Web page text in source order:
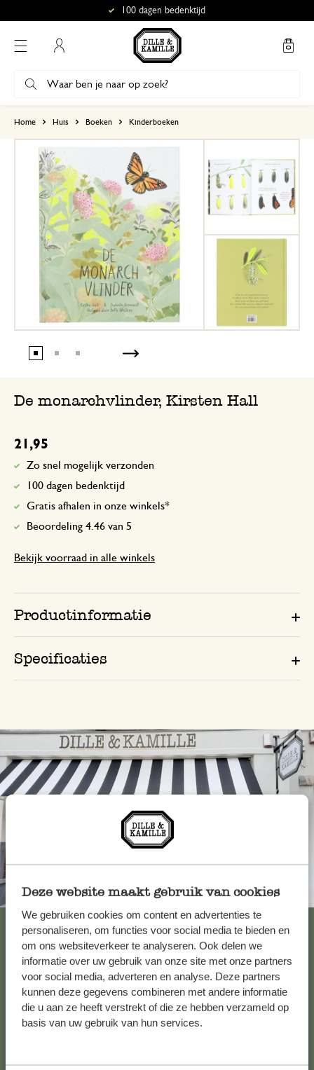
Deze website maakt gebruik van cookies
We gebruiken cookies om content en advertenties te
personaliseren, om functies voor social media te bieden en
om ons websiteverkeer te analyseren. Ook delen we
informatie over uw gebruik van onze site met onze partners
voor social media, adverteren en analyse. Deze partners
kunnen deze gegevens combineren met andere informatie
die u aan ze heeft verstrekt of die ze hebben verzameld op
basis van uw gebruik van hun services.
100 dagen bedenktijd
Home Huis Boeken Kinderboeken
De monarchvlinder, Kirsten Hall
21,95
Zo snel mogelijk verzonden
100 dagen bedenktijd
Gratis afhalen in onze winkels*
Beoordeling 4.46 van 5
Bekijk voorraad in alle winkels
Productinformatie
Specificaties
Altijd in de buurt
Bekijk alle 62 winkels
Klantenservice
Voor vragen, tips of hulp kun je contact opnemen met onze